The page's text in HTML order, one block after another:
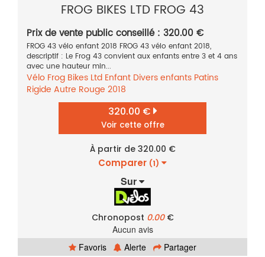
FROG BIKES LTD FROG 43
Prix de vente public conseillé : 320.00 €
FROG 43 vélo enfant 2018 FROG 43 vélo enfant 2018,
descriptif : Le Frog 43 convient aux enfants entre 3 et 4 ans
avec une hauteur min...
Vélo Frog Bikes Ltd Enfant Divers enfants Patins
Rigide Autre Rouge 2018
320.00 €
Voir cette offre
À partir de 320.00 €
Comparer (1)
Sur
Chronopost 0.00€
Aucun avis
Favoris
Alerte Partager